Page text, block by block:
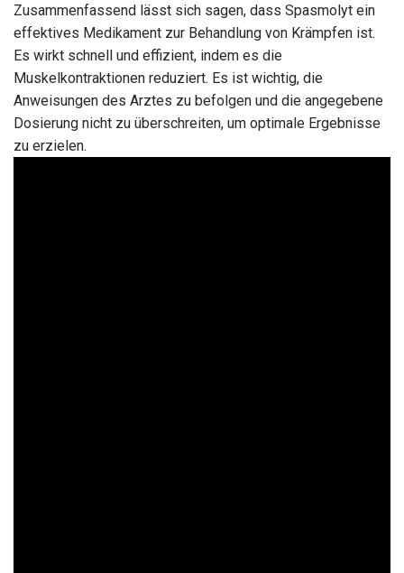
Zusammenfassend lässt sich sagen, dass Spasmolyt ein
effektives Medikament zur Behandlung von Krämpfen ist.
Es wirkt schnell und effizient, indem es die
Muskelkontraktionen reduziert. Es ist wichtig, die
Anweisungen des Arztes zu befolgen und die angegebene
Dosierung nicht zu überschreiten, um optimale Ergebnisse
zu erzielen.